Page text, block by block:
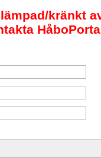
kränkt